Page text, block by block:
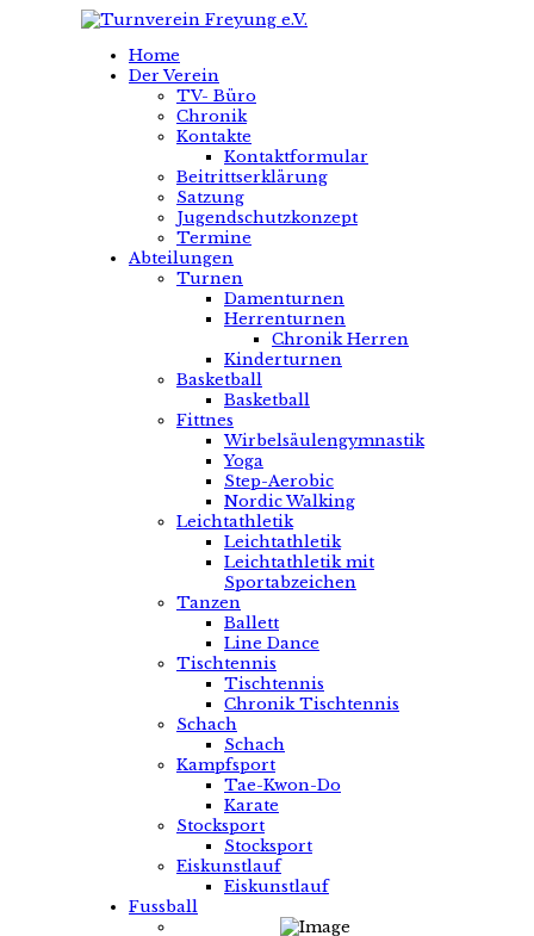
Home
Der Verein
TV- Büro
Chronik
Kontakte
Kontaktformular
Beitrittserklärung
Satzung
Jugendschutzkonzept
Termine
Abteilungen
Turnen
Damenturnen
Herrenturnen
Chronik Herren
Kinderturnen
Basketball
Basketball
Fittnes
Wirbelsäulengymnastik
Yoga
Step-Aerobic
Nordic Walking
Leichtathletik
Leichtathletik
Leichtathletik mit
Sportabzeichen
Tanzen
Ballett
Line Dance
Tischtennis
Tischtennis
Chronik Tischtennis
Schach
Schach
Kampfsport
Tae-Kwon-Do
Karate
Stocksport
Stocksport
Eiskunstlauf
Eiskunstlauf
Fussball